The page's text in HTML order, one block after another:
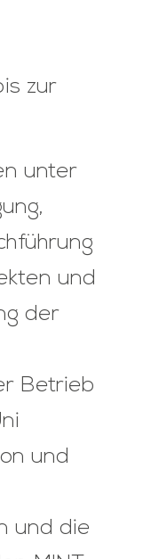
zur
unter
und
der
Betrieb
und
und die